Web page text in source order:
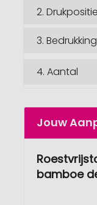
2. Drukpositie
3. Bedrukking
4. Aantal
Jouw
bamboe